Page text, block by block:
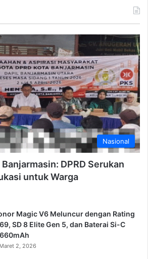
Nasional
DPRD Serukan
untuk Warga
Magic V6 Meluncur dengan Rating
SD 8 Elite Gen 5, dan Baterai Si-C
Maret 2, 2026